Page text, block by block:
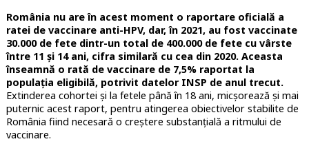
România nu are în acest moment o raportare oficială a
ratei de vaccinare anti-HPV, dar, în 2021, au fost vaccinate
30.000 de fete dintr-un total de 400.000 de fete cu vârste
între 11 și 14 ani, cifra similară cu cea din 2020. Aceasta
înseamnă o rată de vaccinare de 7,5% raportat la
populația eligibilă, potrivit datelor INSP de anul trecut.
Extinderea cohortei și la fetele până în 18 ani, micșorează și mai
puternic acest raport, pentru atingerea obiectivelor stabilite de
România fiind necesară o creștere substanțială a ritmului de
vaccinare.